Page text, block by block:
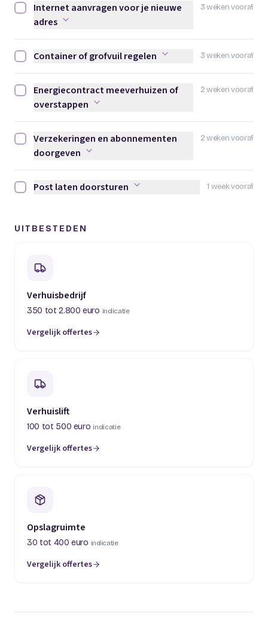
3 weken vooraf
Internet aanvragen voor je nieuwe adres afvinken
Internet aanvragen voor je nieuwe
adres
3 weken vooraf
Container of grofvuil regelen afvinken
Container of grofvuil regelen
2 weken vooraf
Energiecontract meeverhuizen of overstappen afvinken
Energiecontract meeverhuizen of
overstappen
2 weken vooraf
Verzekeringen en abonnementen doorgeven afvinken
Verzekeringen en abonnementen
doorgeven
1 week vooraf
Post laten doorsturen afvinken
Post laten doorsturen
UITBESTEDEN
Verhuisbedrijf
350 tot 2.800 euro indicatie
Vergelijk offertes
(opent in een nieuw tabblad)
Verhuislift
100 tot 500 euro indicatie
Vergelijk offertes
(opent in een nieuw tabblad)
Opslagruimte
30 tot 400 euro indicatie
Vergelijk offertes
(opent in een nieuw tabblad)